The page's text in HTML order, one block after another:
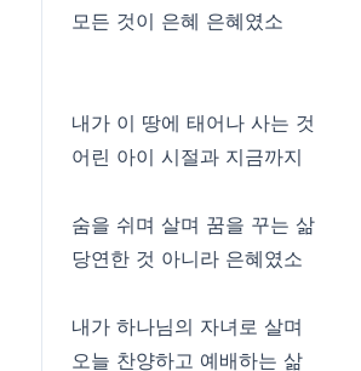
모든 것이 은혜 은혜였소
내가 이 땅에 태어나 사는 것
어린 아이 시절과 지금까지
숨을 쉬며 살며 꿈을 꾸는 삶
당연한 것 아니라 은혜였소
내가 하나님의 자녀로 살며
오늘 찬양하고 예배하는 삶